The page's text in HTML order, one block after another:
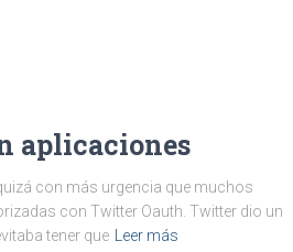
aplicaciones
con más urgencia que muchos
con Twitter Oauth. Twitter dio un
tener que
Leer más